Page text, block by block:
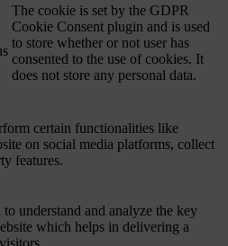
The cookie is set by the GDPR
Cookie Consent plugin and is used
to store whether or not user has
consented to the use of cookies. It
does not store any personal data.
certain functionalities like
on social media platforms, collect
features.
understand and analyze the key
which helps in delivering a